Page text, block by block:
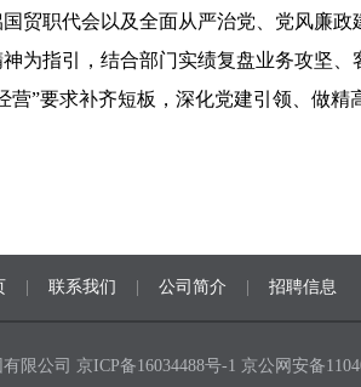
贸职代会以及全面从严治党、党风廉
为指引，结合部门实绩复盘业务攻坚
”要求补齐短板，深化党建引领、做
联系我们 公司简介 招聘信息
限公司 京ICP备16034488号-1 京公网安备